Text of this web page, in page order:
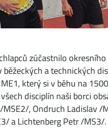
zúčastnilo
a technických
který si v běhu na
disciplín naši borci
, Ondruch Ladislav
a Lichtenberg Petr /